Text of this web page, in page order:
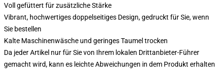
Voll gefüttert für zusätzliche Stärke
Vibrant, hochwertiges doppelseitiges Design, gedruckt für Sie, wenn
Sie bestellen
Kalte Maschinenwäsche und geringes Taumel trocken
Da jeder Artikel nur für Sie von Ihrem lokalen Drittanbieter-Führer
gemacht wird, kann es leichte Abweichungen in dem Produkt erhalten